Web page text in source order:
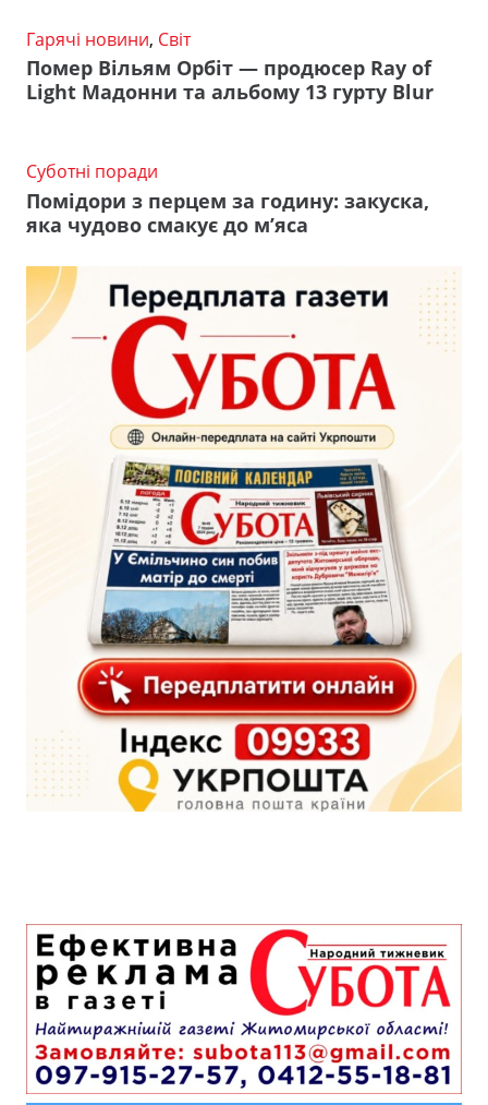
Гарячі новини, Світ
Помер Вільям Орбіт — продюсер Ray of
Light Мадонни та альбому 13 гурту Blur
Суботні поради
Помідори з перцем за годину: закуска,
яка чудово смакує до м’яса